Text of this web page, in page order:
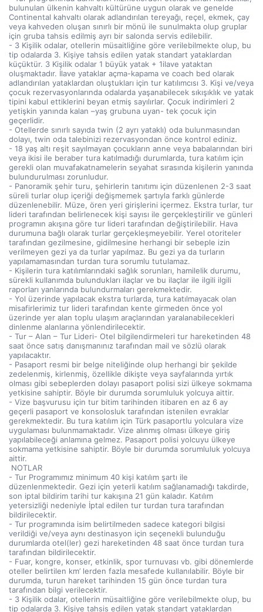
bulunulan ülkenin kahvaltı kültürüne uygun olarak ve genelde
Continental kahvaltı olarak adlandırılan tereyağı, reçel, ekmek, çay
veya kahveden oluşan sınırlı bir mönü ile sunulmakta olup gruplar
için gruba tahsis edilmiş ayrı bir salonda servis edilebilir.
- 3 Kişilik odalar, otellerin müsaitliğine göre verilebilmekte olup, bu
tip odalarda 3. Kişiye tahsis edilen yatak standart yataklardan
küçüktür. 3 Kişilik odalar 1 büyük yatak + 1ilave yataktan
oluşmaktadır. İlave yataklar açma-kapama ve coach bed olarak
adlandırılan yataklardan oluştukları için tur katılımcısı 3. Kişi ve/veya
çocuk rezervasyonlarında odalarda yaşanabilecek sıkışıklık ve yatak
tipini kabul ettiklerini beyan etmiş sayılırlar. Çocuk indirimleri 2
yetişkin yanında kalan –yaş grubuna uyan- tek çocuk için
geçerlidir.
- Otellerde sınırlı sayıda twin (2 ayrı yataklı) oda bulunmasından
dolayı, twin oda talebinizi rezervasyondan önce kontrol ediniz.
- 18 yaş altı reşit sayılmayan çocukların anne veya babalarından biri
veya ikisi ile beraber tura katılmadığı durumlarda, tura katılım için
gerekli olan muvafakatnamelerin seyahat sırasında kişilerin yanında
bulundurulması zorunludur.
- Panoramik şehir turu, şehirlerin tanıtımı için düzenlenen 2-3 saat
süreli turlar olup içeriği değişmemek şartıyla farklı günlerde
düzenlenebilir. Müze, ören yeri girişlerini içermez. Ekstra turlar, tur
lideri tarafından belirlenecek kişi sayısı ile gerçekleştirilir ve günleri
programın akışına göre tur lideri tarafından değiştirilebilir. Hava
durumuna bağlı olarak turlar gerçekleşmeyebilir. Yerel otoriteler
tarafından gezilmesine, gidilmesine herhangi bir sebeple izin
verilmeyen gezi ya da turlar yapılmaz. Bu gezi ya da turların
yapılamamasından turdan tura sorumlu tutulamaz.
- Kişilerin tura katılımlarındaki sağlık sorunları, hamilelik durumu,
sürekli kullanımda bulundukları ilaçlar ve bu ilaçlar ile ilgili ilgili
raporları yanlarında bulundurmaları gerekmektedir.
- Yol üzerinde yapılacak ekstra turlarda, tura katılmayacak olan
misafirlerimiz tur lideri tarafından kente girmeden önce yol
üzerinde yer alan toplu ulaşım araçlarından yaralanabilecekleri
dinlenme alanlarına yönlendirilecektir.
- Tur – Alan – Tur Lideri- Otel bilgilendirmeleri tur hareketinden 48
saat önce satış danışmanınız tarafından mail ve sözlü olarak
yapılacaktır.
- Pasaport resmi bir belge niteliğinde olup herhangi bir şekilde
zedelenmiş, kirlenmiş, özellikle dikişte veya sayfalarında yırtık
olması gibi sebeplerden dolayı pasaport polisi sizi ülkeye sokmama
yetkisine sahiptir. Böyle bir durumda sorumluluk yolcuya aittir.
- Vize başvurusu için tur bitim tarihinden itibaren en az 6 ay
geçerli pasaport ve konsolosluk tarafından istenilen evraklar
gerekmektedir. Bu tura katılım için Türk pasaportlu yolculara vize
uygulaması bulunmamaktadır. Vize alınmış olması ülkeye giriş
yapılabileceği anlamına gelmez. Pasaport polisi yolcuyu ülkeye
sokmama yetkisine sahiptir. Böyle bir durumda sorumluluk yolcuya
aittir.
NOTLAR
- Tur Programımız minimum 40 kişi katılım şartı ile
düzenlenmektedir. Gezi için yeterli katılım sağlanamadığı takdirde,
son iptal bildirim tarihi tur kakışına 21 gün kaladır. Katılım
yetersizliği nedeniyle İptal edilen tur turdan tura tarafından
bildirilecektir.
- Tur programında isim belirtilmeden sadece kategori bilgisi
verildiği ve/veya aynı destinasyon için seçenekli bulunduğu
durumlarda otel(ler) gezi hareketinden 48 saat önce turdan tura
tarafından bildirilecektir.
- Fuar, kongre, konser, etkinlik, spor turnuvası vb. gibi dönemlerde
oteller belirtilen km’ lerden fazla mesafede kullanılabilir. Böyle bir
durumda, turun hareket tarihinden 15 gün önce turdan tura
tarafından bilgi verilecektir.
- 3 Kişilik odalar, otellerin müsaitliğine göre verilebilmekte olup, bu
tip odalarda 3. Kişiye tahsis edilen yatak standart yataklardan